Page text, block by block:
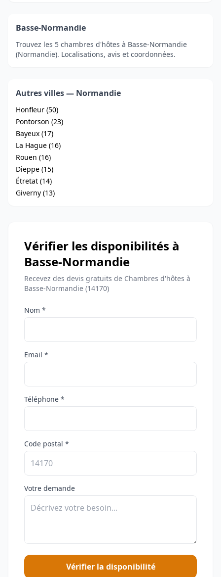
Basse-Normandie
Trouvez les 5 chambres d'hôtes à Basse-Normandie
(Normandie). Localisations, avis et coordonnées.
Autres villes — Normandie
Honfleur (50)
Pontorson (23)
Bayeux (17)
La Hague (16)
Rouen (16)
Dieppe (15)
Étretat (14)
Giverny (13)
Vérifier les disponibilités à
Basse-Normandie
Recevez des devis gratuits de Chambres d'hôtes à
Basse-Normandie (14170)
Nom *
Email *
Téléphone *
Code postal *
Votre demande
Vérifier la disponibilité